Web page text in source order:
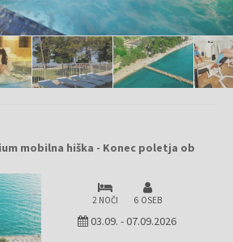
mobilna hiška - Konec poletja ob
2 NOČI 6 OSEB
03.09. -07.09.2026